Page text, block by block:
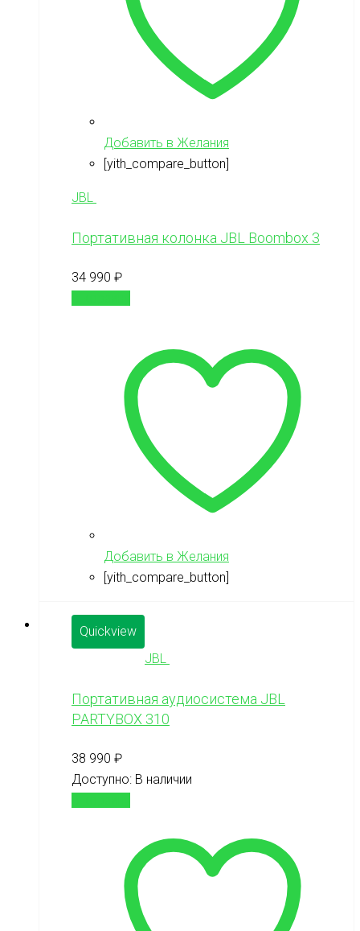
Добавить в Желания
[yith_compare_button]
JBL
Портативная колонка JBL Boombox 3
34 990 ₽
Добавить в Желания
[yith_compare_button]
Quickview
JBL
Портативная аудиосистема JBL
PARTYBOX 310
38 990 ₽
Доступно: В наличии